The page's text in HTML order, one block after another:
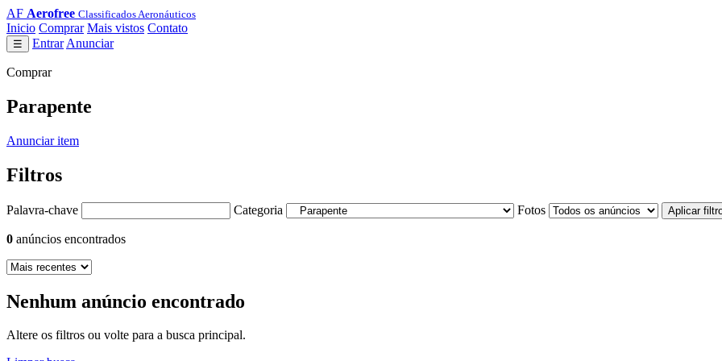
AF Aerofree Classificados Aeronáuticos
Inicio Comprar Mais vistos Contato
☰ Entrar Anunciar
Comprar
Parapente
Anunciar item
Filtros
Palavra-chave Categoria Fotos Aplicar
0 anúncios encontrados
Nenhum anúncio encontrado
Altere os filtros ou volte para a busca principal.